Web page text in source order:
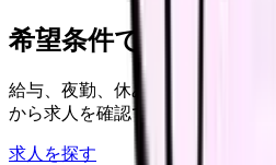
希望条件で看護師求
給与、夜勤、休み、ブランクな
から求人を確認できます。
求人を探す